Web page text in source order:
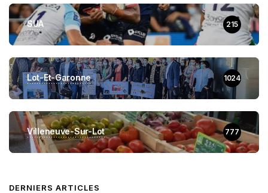
SUA 215
Lot-Et-Garonne 1024
Villeneuve-Sur-Lot 777
DERNIERS ARTICLES